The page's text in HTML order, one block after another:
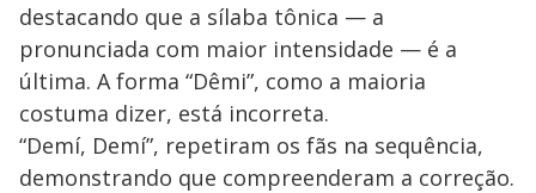
destacando que a sílaba tônica — a
pronunciada com maior intensidade — é a
última. A forma “Dêmi”, como a maioria
costuma dizer, está incorreta.
“Demí, Demí”, repetiram os fãs na sequência,
demonstrando que compreenderam a correção.